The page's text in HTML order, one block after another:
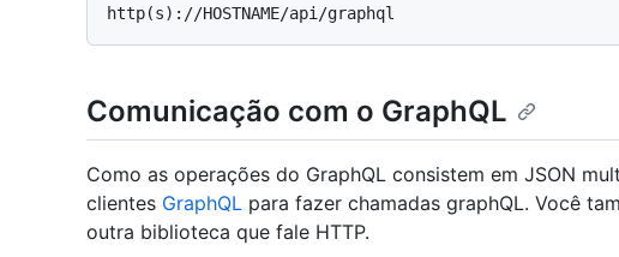
http(s)://HOSTNAME/api/graphql
Comunicação com o GraphQL
Como as operações do GraphQL consistem em JSON
clientes GraphQL para fazer chamadas graphQL. Você
outra biblioteca que fale HTTP.